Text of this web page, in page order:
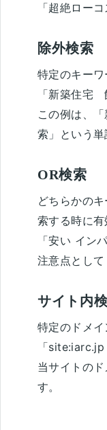
「超絶ロー
除外検索
特定のキーワ
「新築住宅
この例は、
索」という
OR検索
どちらかの
索する時に有
「安い イン
注意点として
サイト内
特定のドメイ
「
当サイトの
す。